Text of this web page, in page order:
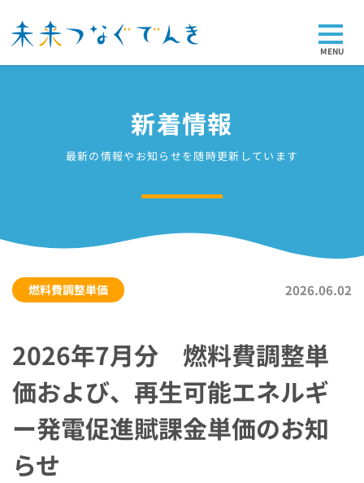
MENU
新着情報
最新の情報やお知らせを随時更新しています
燃料費調整単価 2026.06.02
2026年7月分 燃料費調整単
価および、再生可能エネルギ
ー発電促進賦課金単価のお知
らせ